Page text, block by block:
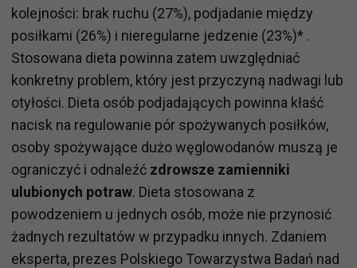
kolejności: brak ruchu (27%), podjadanie między
posiłkami (26%) i nieregularne jedzenie (23%)* .
Stosowana dieta powinna zatem uwzględniać
konkretny problem, który jest przyczyną nadwagi lub
otyłości. Dieta osób podjadających powinna kłaść
nacisk na regulowanie pór spożywanych posiłków,
osoby spożywające dużo węglowodanów muszą je
ograniczyć i odnaleźć zdrowsze zamienniki
ulubionych potraw. Dieta stosowana z
powodzeniem u jednych osób, może nie przynosić
żadnych rezultatów w przypadku innych. Zdaniem
eksperta, prezes Polskiego Towarzystwa Badań nad